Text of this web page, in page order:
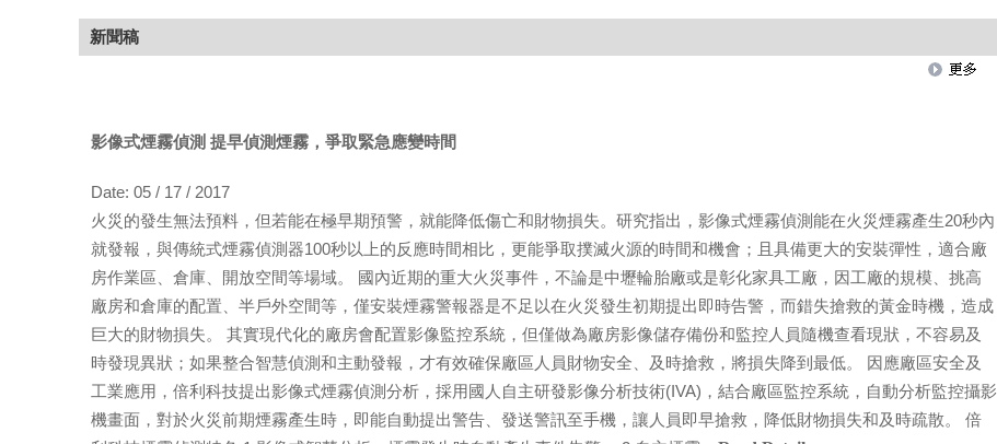
新聞稿
影像式煙霧偵測 提早偵測煙霧，爭取緊急應變時間
Date: 05 / 17 / 2017
火災的發生無法預料，但若能在極早期預警，就能降低傷亡和財物損失。研究指出，影像式煙霧偵測能在火災煙霧產生20秒內
就發報，與傳統式煙霧偵測器100秒以上的反應時間相比，更能爭取撲滅火源的時間和機會；且具備更大的安裝彈性，適合廠
房作業區、倉庫、開放空間等場域。 國內近期的重大火災事件，不論是中壢輪胎廠或是彰化家具工廠，因工廠的規模、挑高
廠房和倉庫的配置、半戶外空間等，僅安裝煙霧警報器是不足以在火災發生初期提出即時告警，而錯失搶救的黃金時機，造成
巨大的財物損失。 其實現代化的廠房會配置影像監控系統，但僅做為廠房影像儲存備份和監控人員隨機查看現狀，不容易及
時發現異狀；如果整合智慧偵測和主動發報，才有效確保廠區人員財物安全、及時搶救，將損失降到最低。 因應廠區安全及
工業應用，倍利科技提出影像式煙霧偵測分析，採用國人自主研發影像分析技術(IVA)，結合廠區監控系統，自動分析監控攝影
機畫面，對於火災前期煙霧產生時，即能自動提出警告、發送警訊至手機，讓人員即早搶救，降低財物損失和及時疏散。 倍